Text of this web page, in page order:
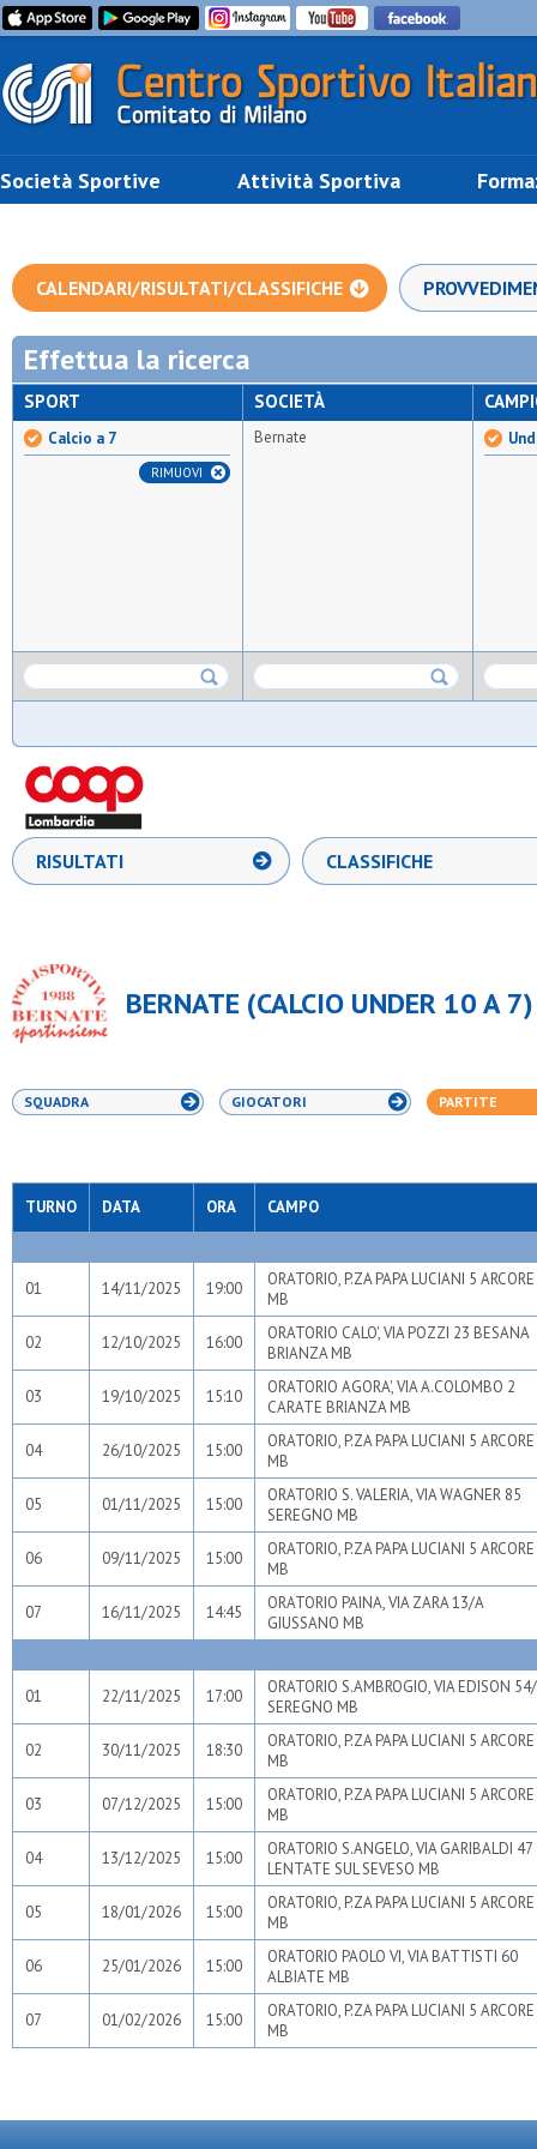
Società Sportive Attività Sportiva
CALENDARI/RISULTATI/CLASSIFICHE
Effettua la ricerca
SPORT
Calcio a 7
RIMUOVI
SOCIETÀ
Bernate
RISULTATI CLASSIFICHE
BERNATE (CALCIO UNDER 10 A 7)
SQUADRA GIOCATORI PARTITE
TURNO DATA ORA CAMPO
01 14/11/2025 19:00
ORATORIO, P.ZA PAPA LUCIANI 5 ARCORE
MB
02 12/10/2025 16:00
ORATORIO CALO', VIA POZZI 23 BESANA
BRIANZA MB
03 19/10/2025 15:10
ORATORIO AGORA', VIA A.COLOMBO 2
CARATE BRIANZA MB
04 26/10/2025 15:00
ORATORIO, P.ZA PAPA LUCIANI 5 ARCORE
MB
05 01/11/2025 15:00
ORATORIO S. VALERIA, VIA WAGNER 85
SEREGNO MB
06 09/11/2025 15:00
ORATORIO, P.ZA PAPA LUCIANI 5 ARCORE
MB
07 16/11/2025 14:45
ORATORIO PAINA, VIA ZARA 13/A
GIUSSANO MB
01 22/11/2025 17:00
ORATORIO S.AMBROGIO, VIA EDISON
SEREGNO MB
02 30/11/2025 18:30
ORATORIO, P.ZA PAPA LUCIANI 5 ARCORE
MB
03 07/12/2025 15:00
ORATORIO, P.ZA PAPA LUCIANI 5 ARCORE
MB
04 13/12/2025 15:00
ORATORIO S.ANGELO, VIA GARIBALDI 47
LENTATE SUL SEVESO MB
05 18/01/2026 15:00
ORATORIO, P.ZA PAPA LUCIANI 5 ARCORE
MB
06 25/01/2026 15:00
ORATORIO PAOLO VI, VIA BATTISTI 60
ALBIATE MB
07 01/02/2026 15:00
ORATORIO, P.ZA PAPA LUCIANI 5 ARCORE
MB